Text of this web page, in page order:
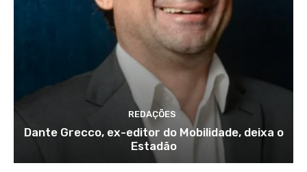
REDAÇÕES
Dante Grecco, ex-editor do Mobilidade, deixa o
Estadão